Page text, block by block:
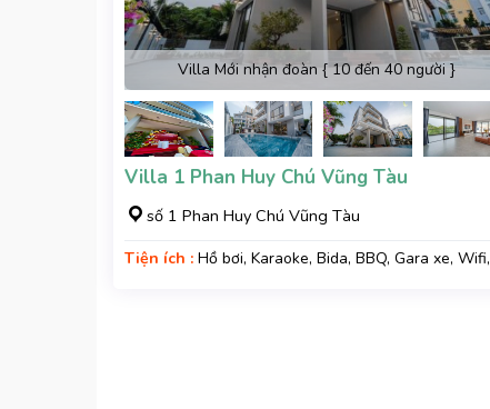
Villa Mới nhận đoàn { 10 đến 40 người }
Villa 1 Phan Huy Chú Vũng Tàu
số 1 Phan Huy Chú Vũng Tàu
Tiện ích : Hồ bơi, Karaoke, Bida, BBQ, Gara xe, Wifi,